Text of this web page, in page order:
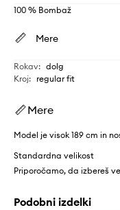
100 % Bombaž
Mere
Rokav: dolg
Kroj: regular fit
Mere
Model je visok 189 cm in
Standardna velikost
Priporočamo, da izbereš
Podobni izdelki